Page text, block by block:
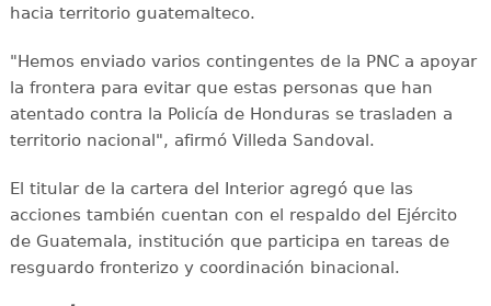
hacia territorio guatemalteco.
"Hemos enviado varios contingentes de la PNC a apoyar
la frontera para evitar que estas personas que han
atentado contra la Policía de Honduras se trasladen a
territorio nacional", afirmó Villeda Sandoval.
El titular de la cartera del Interior agregó que las
acciones también cuentan con el respaldo del Ejército
de Guatemala, institución que participa en tareas de
resguardo fronterizo y coordinación binacional.